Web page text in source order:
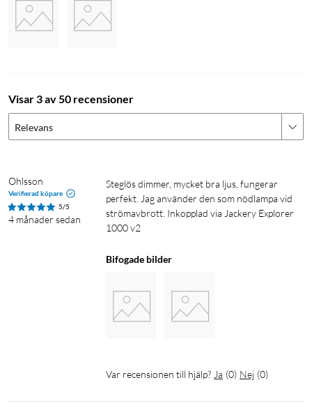
Visar 3 av 50 recensioner
Relevans
Ohlsson
Verifierad köpare
5/5
4 månader sedan
Steglös dimmer, mycket bra ljus, fungerar
perfekt. Jag använder den som nödlampa vid
strömavbrott. Inkopplad via Jackery Explorer
1000 v2
Bifogade bilder
Var recensionen till hjälp? Ja (0) Nej (0)